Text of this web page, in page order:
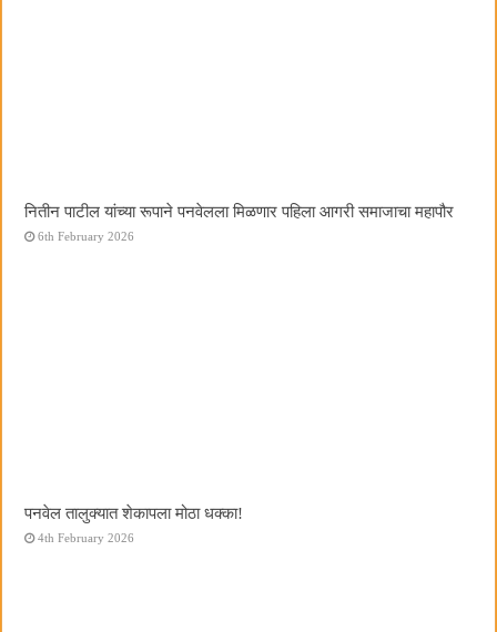
नितीन पाटील यांच्या रूपाने पनवेलला मिळणार पहिला आगरी समाजाचा महापौर
6th February 2026
पनवेल तालुक्यात शेकापला मोठा धक्का!
4th February 2026